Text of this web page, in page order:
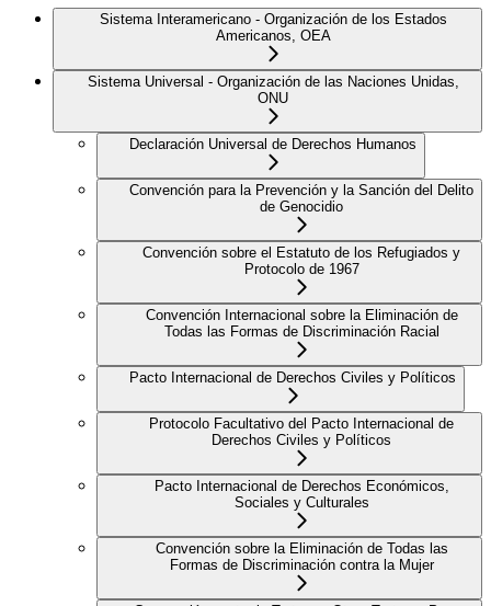
Sistema Interamericano - Organización de los Estados
Americanos, OEA
Sistema Universal - Organización de las Naciones Unidas,
ONU
Declaración Universal de Derechos Humanos
Convención para la Prevención y la Sanción del Delito
de Genocidio
Convención sobre el Estatuto de los Refugiados y
Protocolo de 1967
Convención Internacional sobre la Eliminación de
Todas las Formas de Discriminación Racial
Pacto Internacional de Derechos Civiles y Políticos
Protocolo Facultativo del Pacto Internacional de
Derechos Civiles y Políticos
Pacto Internacional de Derechos Económicos,
Sociales y Culturales
Convención sobre la Eliminación de Todas las
Formas de Discriminación contra la Mujer